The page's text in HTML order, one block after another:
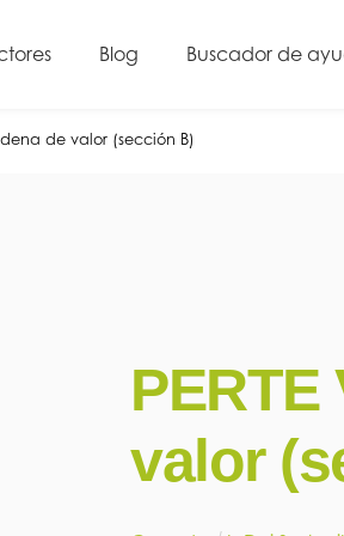
Blog Buscador de
de valor (sección B)
PERTE
valor